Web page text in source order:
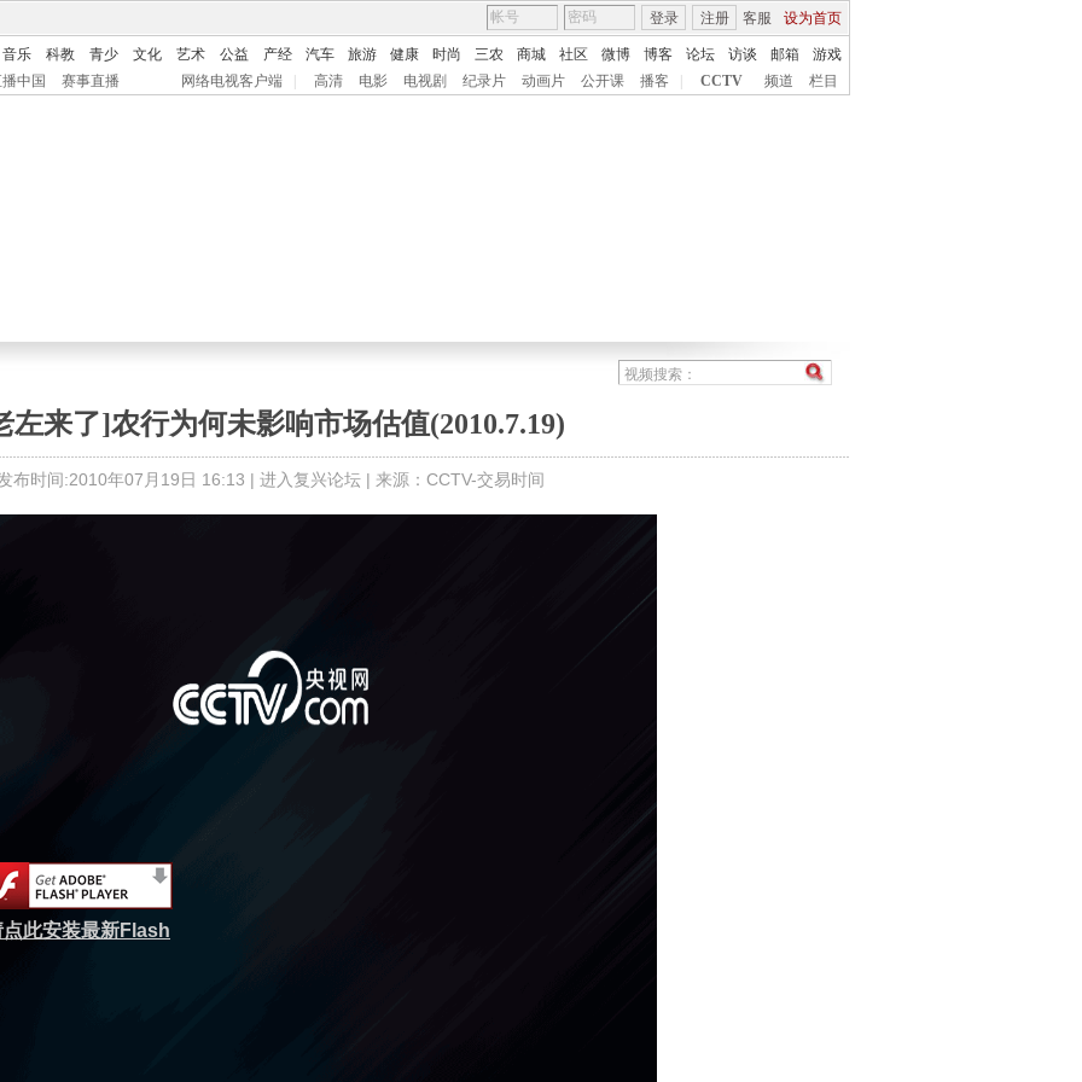
客服 设为首页
登录 注册
音乐 科教 青少 文化 艺术 公益 产经 汽车 旅游 健康 时尚 三农 商城 社区 微博 博客 论坛 访谈 邮箱
游戏
中国
赛事直播 网络电视客户端 高清 电影 电视剧 纪录片 动画片 公开课 播客 CCTV 频道 栏目
左来了]农行为何未影响市场估值(2010.7.19)
布时间:2010年07月19日 16:13 | 进入复兴论坛 | 来源：CCTV-交易时间
点此安装最新Flash